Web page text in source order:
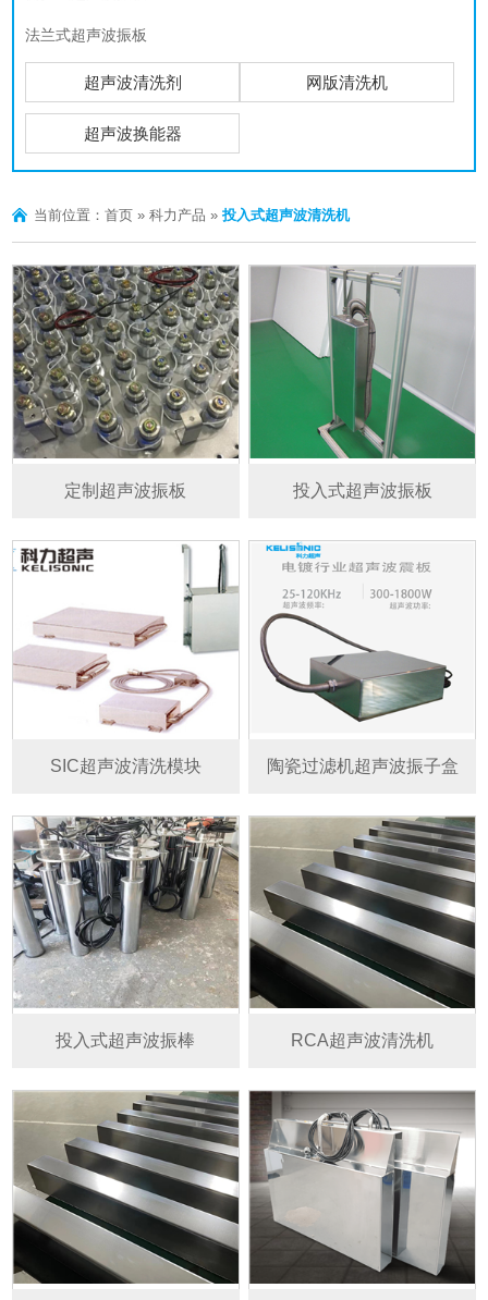
法兰式超声波振板
超声波清洗剂 网版清洗机
超声波换能器
当前位置：首页 »科力产品 »投入式超声波清洗机
定制超声波振板 投入式超声波振板
SIC超声波清洗模块 陶瓷过滤机超声波振子盒
投入式超声波振棒 RCA超声波清洗机